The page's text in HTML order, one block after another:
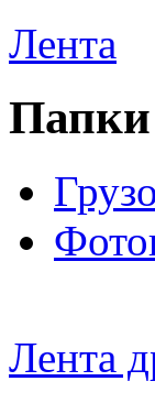
Лента
Папки
Лента